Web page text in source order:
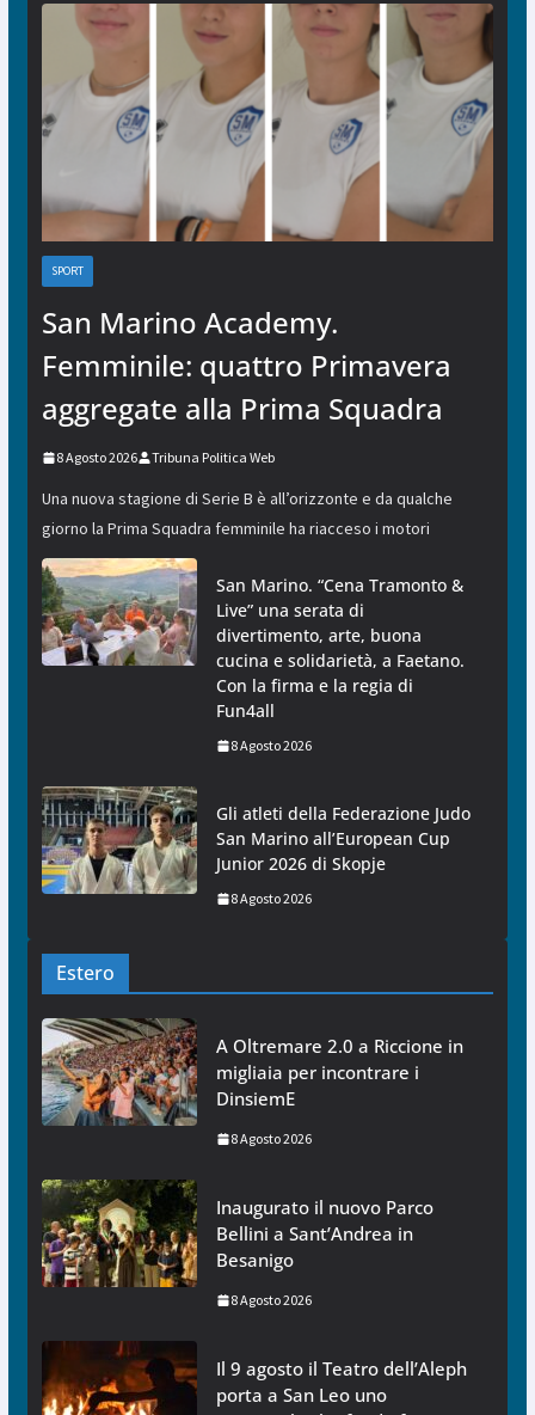
SPORT
San Marino Academy.
Femminile: quattro Primavera
aggregate alla Prima Squadra
8 Agosto 2026 Tribuna Politica Web
Una nuova stagione di Serie B è all’orizzonte e da qualche
giorno la Prima Squadra femminile ha riacceso i motori
San Marino. “Cena Tramonto &
Live” una serata di
divertimento, arte, buona
cucina e solidarietà, a Faetano.
Con la firma e la regia di
Fun4all
8 Agosto 2026
Gli atleti della Federazione Judo
San Marino all’European Cup
Junior 2026 di Skopje
8 Agosto 2026
Estero
A Oltremare 2.0 a Riccione in
migliaia per incontrare i
DinsiemE
8 Agosto 2026
Inaugurato il nuovo Parco
Bellini a Sant’Andrea in
Besanigo
8 Agosto 2026
Il 9 agosto il Teatro dell’Aleph
porta a San Leo uno